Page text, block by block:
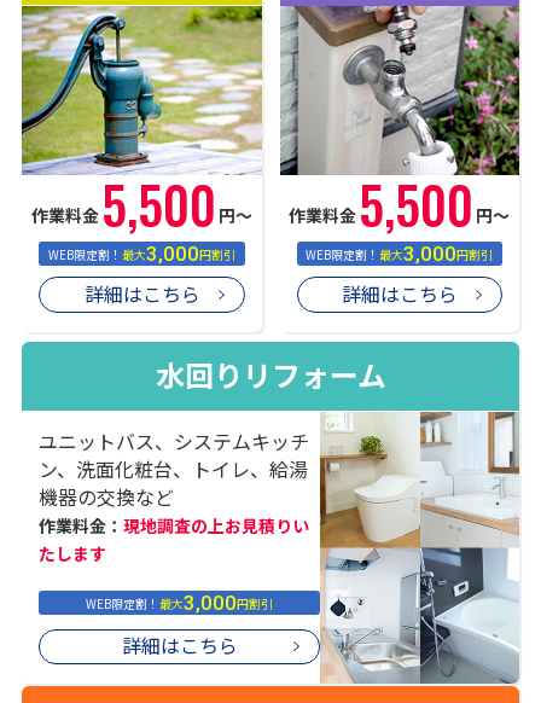
作業料金 5,500 円〜
WEB限定割！最大3,000円割引
詳細はこちら
作業料金 5,500 円〜
WEB限定割！最大3,000円割引
詳細はこちら
水回りリフォーム
ユニットバス、システムキッチ
ン、洗面化粧台、トイレ、給湯
機器の交換など
作業料金： 現地調査の上お見積りい
たします
WEB限定割！最大3,000円割引
詳細はこちら